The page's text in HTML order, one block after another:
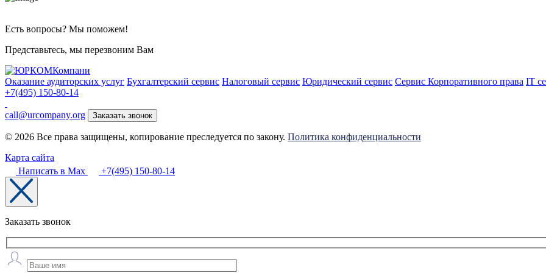
Есть вопросы? Мы поможем!
Представьтесь, мы перезвоним Вам
Оказание аудиторских услуг Бухгалтерский сервис Налоговый сервис Юридический сервис Сервис Корпоративного права IT
+7(495) 150-80-14
call@urcompany.org Заказать звонок
© 2026 Все права защищены, копирование преследуется по закону. Политика конфиденциальности
Карта сайта
Написать в Max
+7(495) 150-80-14
Заказать звонок